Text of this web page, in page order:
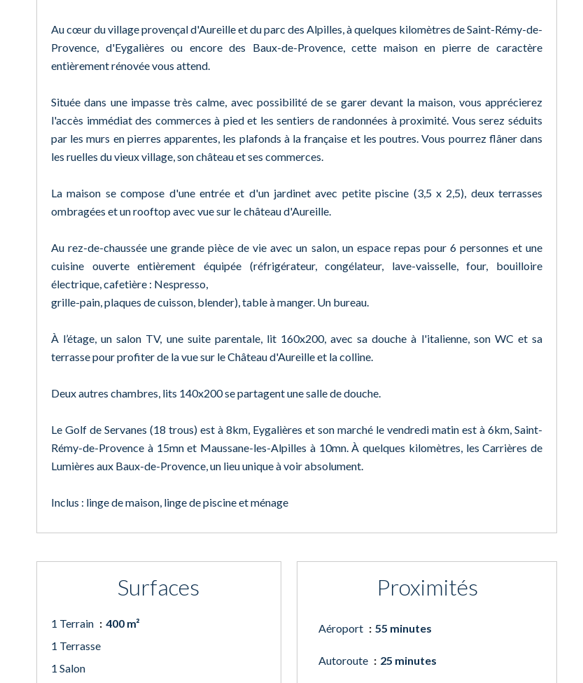
Au cœur du village provençal d'Aureille et du parc des Alpilles, à quelques kilomètres de Saint-Rémy-de-
Provence, d'Eygalières ou encore des Baux-de-Provence, cette maison en pierre de caractère
entièrement rénovée vous attend.
Située dans une impasse très calme, avec possibilité de se garer devant la maison, vous apprécierez
l'accès immédiat des commerces à pied et les sentiers de randonnées à proximité. Vous serez séduits
par les murs en pierres apparentes, les plafonds à la française et les poutres. Vous pourrez flâner dans
les ruelles du vieux village, son château et ses commerces.
La maison se compose d'une entrée et d'un jardinet avec petite piscine (3,5 x 2,5), deux terrasses
ombragées et un rooftop avec vue sur le château d'Aureille.
Au rez-de-chaussée une grande pièce de vie avec un salon, un espace repas pour 6 personnes et une
cuisine ouverte entièrement équipée (réfrigérateur, congélateur, lave-vaisselle, four, bouilloire
électrique, cafetière : Nespresso,
grille-pain, plaques de cuisson, blender), table à manger. Un bureau.
À l’étage, un salon TV, une suite parentale, lit 160x200, avec sa douche à l'italienne, son WC et sa
terrasse pour profiter de la vue sur le Château d'Aureille et la colline.
Deux autres chambres, lits 140x200 se partagent une salle de douche.
Le Golf de Servanes (18 trous) est à 8km, Eygalières et son marché le vendredi matin est à 6km, Saint-
Rémy-de-Provence à 15mn et Maussane-les-Alpilles à 10mn. À quelques kilomètres, les Carrières de
Lumières aux Baux-de-Provence, un lieu unique à voir absolument.
Inclus : linge de maison, linge de piscine et ménage
Surfaces
1 Terrain
400 m²
1 Terrasse
1 Salon
Proximités
Aéroport 55 minutes
Autoroute 25 minutes